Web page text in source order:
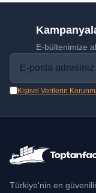
E-bültenimize
Kişisel Verilerin
Türkiye'nin en